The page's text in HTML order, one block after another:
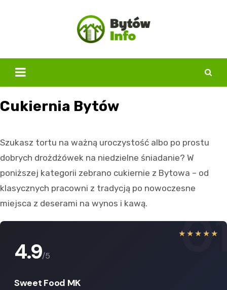
Cukiernia Bytów
Szukasz tortu na ważną uroczystość albo po prostu
dobrych drożdżówek na niedzielne śniadanie? W
poniższej kategorii zebrano cukiernie z Bytowa – od
klasycznych pracowni z tradycją po nowoczesne
miejsca z deserami na wynos i kawą.
★★★★★
4.9/5
Sweet Food MK